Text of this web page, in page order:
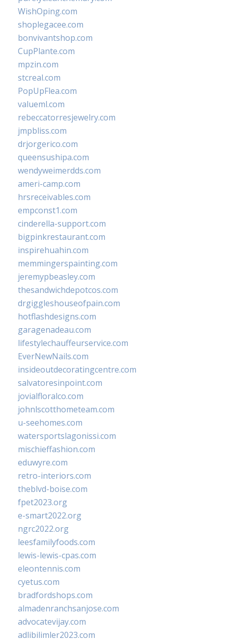
WishOping.com
shoplegacee.com
bonvivantshop.com
CupPlante.com
mpzin.com
stcreal.com
PopUpFlea.com
valueml.com
rebeccatorresjewelry.com
jmpbliss.com
drjorgerico.com
queensushipa.com
wendyweimerdds.com
ameri-camp.com
hrsreceivables.com
empconst1.com
cinderella-support.com
bigpinkrestaurant.com
inspirehuahin.com
memmingerspainting.com
jeremypbeasley.com
thesandwichdepotcos.com
drgiggleshouseofpain.com
hotflashdesigns.com
garagenadeau.com
lifestylechauffeurservice.com
EverNewNails.com
insideoutdecoratingcentre.com
salvatoresinpoint.com
jovialfloralco.com
johnlscotthometeam.com
u-seehomes.com
watersportslagonissi.com
mischieffashion.com
eduwyre.com
retro-interiors.com
theblvd-boise.com
fpet2023.org
e-smart2022.org
ngrc2022.org
leesfamilyfoods.com
lewis-lewis-cpas.com
eleontennis.com
cyetus.com
bradfordshops.com
almadenranchsanjose.com
advocatevijay.com
adlibilimler2023.com